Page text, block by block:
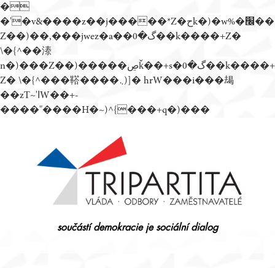
�
�'�v&����z��j�����*Z�حk�)�w%�׬��
Z��)��,���jwez�a��گ�0��k����+Z�
\�{^��溙
n�)���Z��)�����ڝǩ��+s�گ�0��k����+
Z� \�{^���鞳����܆)]� hrW���i���朅
��zƬ~'ߊW��+-
����"����H�~)^{���+q�)���
součástí demokracie je sociální dialog